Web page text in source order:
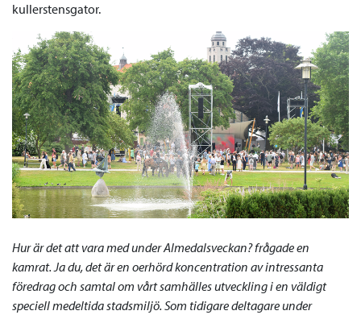
kullerstensgator.
Hur är det att vara med under Almedalsveckan? frågade en
kamrat. Ja du, det är en oerhörd koncentration av intressanta
föredrag och samtal om vårt samhälles utveckling i en väldigt
speciell medeltida stadsmiljö. Som tidigare deltagare under